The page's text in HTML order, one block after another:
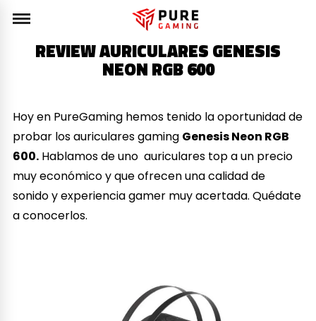
REVIEW AURICULARES GENESIS
NEON RGB 600
Hoy en PureGaming hemos tenido la oportunidad de
probar los auriculares gaming Genesis Neon RGB
600. Hablamos de uno auriculares top a un precio
muy económico y que ofrecen una calidad de
sonido y experiencia gamer muy acertada. Quédate
a conocerlos.